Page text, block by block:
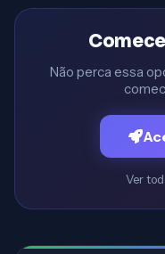
Não perca essa
Ver